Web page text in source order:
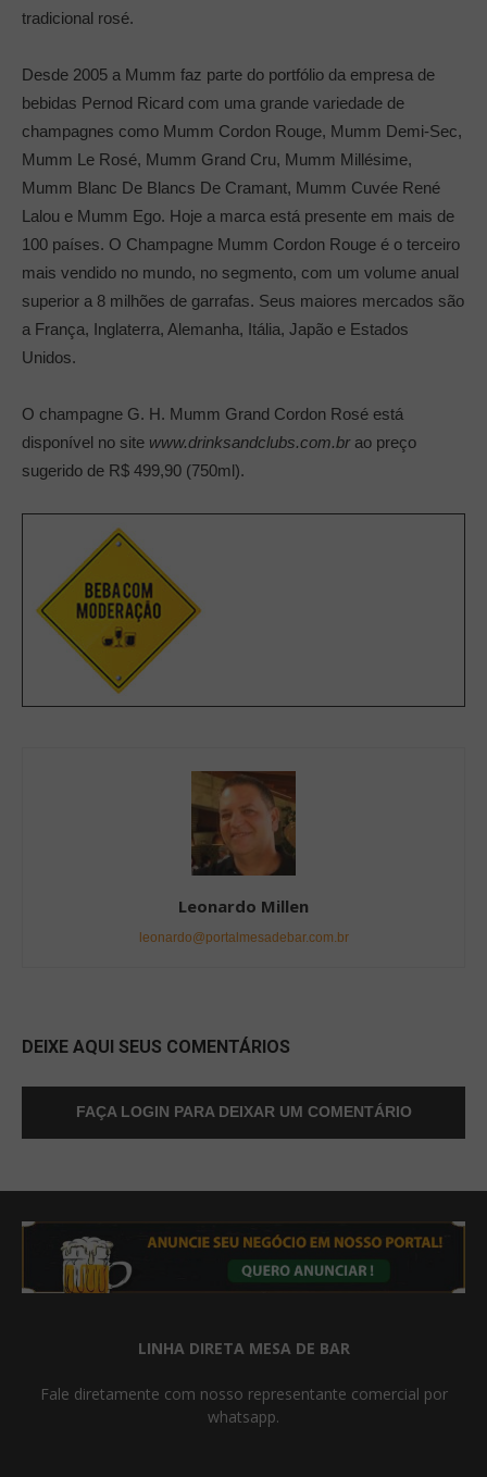
tradicional rosé.
Desde 2005 a Mumm faz parte do portfólio da empresa de
bebidas Pernod Ricard com uma grande variedade de
champagnes como Mumm Cordon Rouge, Mumm Demi-Sec,
Mumm Le Rosé, Mumm Grand Cru, Mumm Millésime,
Mumm Blanc De Blancs De Cramant, Mumm Cuvée René
Lalou e Mumm Ego. Hoje a marca está presente em mais de
100 países. O Champagne Mumm Cordon Rouge é o terceiro
mais vendido no mundo, no segmento, com um volume anual
superior a 8 milhões de garrafas. Seus maiores mercados são
a França, Inglaterra, Alemanha, Itália, Japão e Estados
Unidos.
O champagne G. H. Mumm Grand Cordon Rosé está
disponível no site www.drinksandclubs.com.brao preço
sugerido de R$ 499,90 (750ml).
Leonardo Millen
leonardo@portalmesadebar.com.br
DEIXE AQUI SEUS COMENTÁRIOS
FAÇA LOGIN PARA DEIXAR UM COMENTÁRIO
LINHA DIRETA MESA DE BAR
Fale diretamente com nosso representante comercial por
whatsapp.